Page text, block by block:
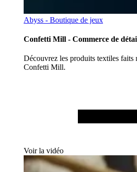
Abyss - Boutique de jeux
Confetti Mill - Commerce de
Découvrez les produits textiles faits
Confetti Mill.
Voir la vidéo